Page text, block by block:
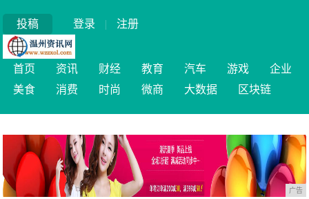
投稿 登录 | 注册
首页 资讯 财经 教育 汽车 游戏
企业
美食
消费 时尚 微商 大数据 区块链
广告